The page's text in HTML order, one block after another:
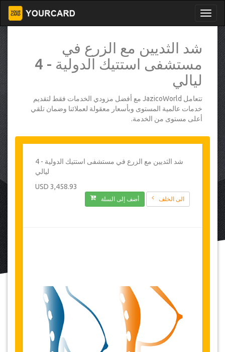
شد الثديين مع الزرع في
مستشفى استتيك الدولية - 4
ليالي
تتعامل JazicoWorld مع أفضل مزودي الخدمات فقط لتقديم
خدمات عالمية المستوى وبأسعار معقولة لعملائنا وضمان تلقي
أعلى مستوى من الخدمة.
شد الثديين مع الزرع في مستشفى استتيك الدولية - 4
ليالي
3,458.93 USD
الى الخلف أضف إلى السلة